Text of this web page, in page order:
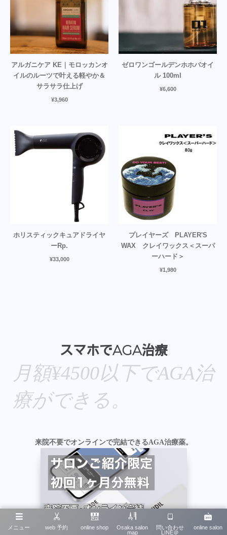
アルガニケア KE｜モロッカンオ
イルのルーツで叶える軽やか＆
サラサラ仕上げ
¥3,960
ゼロワンゴールデンホホバオイ
ル 100ml
¥6,600
ホリスティックキュアドライヤ
ーRp.
¥33,000
プレイヤーズ PLAYER'S
WAX クレイワックス＜スーパ
ーハード＞
¥1,980
スマホでAGA治療
月額¥4500以下でAGA治
療ができる。
来院不要でオンラインで完結できるAGA治療薬。
メニュー web 予約 online shop
Osaka salon
map
問い合わせ
LINE＠
online salon